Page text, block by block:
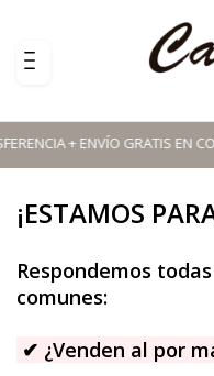
+ ENVÍO GRATIS EN
¡ESTAMOS
Respondemos
comunes:
✔ ¿Venden al por